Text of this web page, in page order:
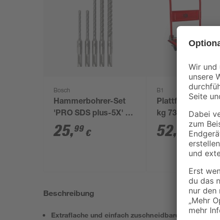
Bosch
Hammerbohrer-Set
'PRO SDS plus-5X' Ø
5-10 mm 5-teilig
25,99 €
B1
Plattformwagen
kg 73 x 47 cm
52, €
Beschreibung
Extraflache und einfach zuschneidbare